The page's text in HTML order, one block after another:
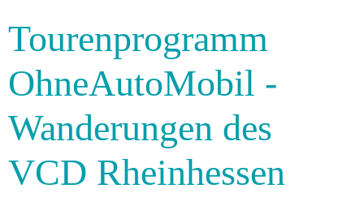
Tourenprogramm
OhneAutoMobil -
Wanderungen des
VCD Rheinhessen